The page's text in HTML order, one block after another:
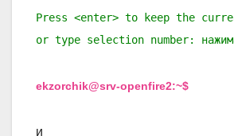
Press <enter> to keep the
or type selection number:
ekzorchik@srv-openfire2:~$
и